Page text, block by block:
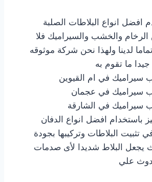
افضل انواع البلاطات الصلبة
الرخام والخشب والسيراميك فلا
لدينا ولهذا نحن شركة موثوقه
جيدا ما تقوم به
سيراميك في ام القيوين
سيراميك في عجمان
سيراميك في الشارقة
باستخدام افضل انواع الدفان
تثبيت البلاطات وتركيبها بجودة
يجعل البلاط شديدا لأى صدمات
علي